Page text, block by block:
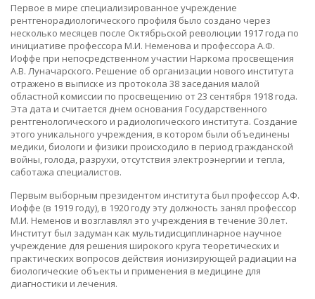
Первое в мире специализированное учреждение
рентгенорадиологического профиля было создано через
несколько месяцев после Октябрьской революции 1917 года по
инициативе профессора М.И. Неменова и профессора А.Ф.
Иоффе при непосредственном участии Наркома просвещения
А.В. Луначарского. Решение об организации нового института
отражено в выписке из протокола 38 заседания малой
областной комиссии по просвещению от 23 сентября 1918 года.
Эта дата и считается днем основания Государственного
рентгенологического и радиологического института. Создание
этого уникального учреждения, в котором были объединены
медики, биологи и физики происходило в период гражданской
войны, голода, разрухи, отсутствия электроэнергии и тепла,
саботажа специалистов.
Первым выборным президентом института был профессор А.Ф.
Иоффе (в 1919 году), в 1920 году эту должность занял профессор
М.И. Неменов и возглавлял это учреждения в течение 30 лет.
Институт был задуман как мультидисциплинарное научное
учреждение для решения широкого круга теоретических и
практических вопросов действия ионизирующей радиации на
биологические объекты и применения в медицине для
диагностики и лечения.